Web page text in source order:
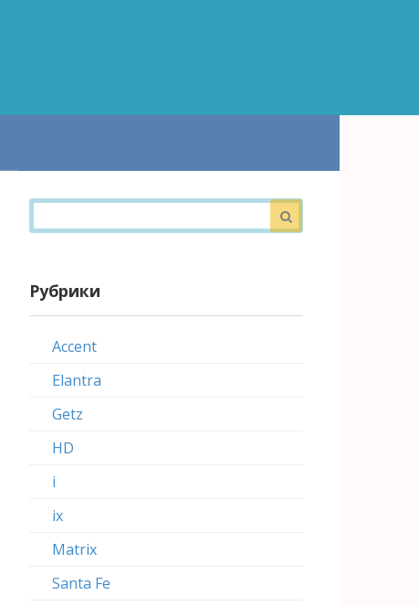
Поиск:
Рубрики
Accent
Elantra
Getz
HD
i
ix
Matrix
Santa Fe